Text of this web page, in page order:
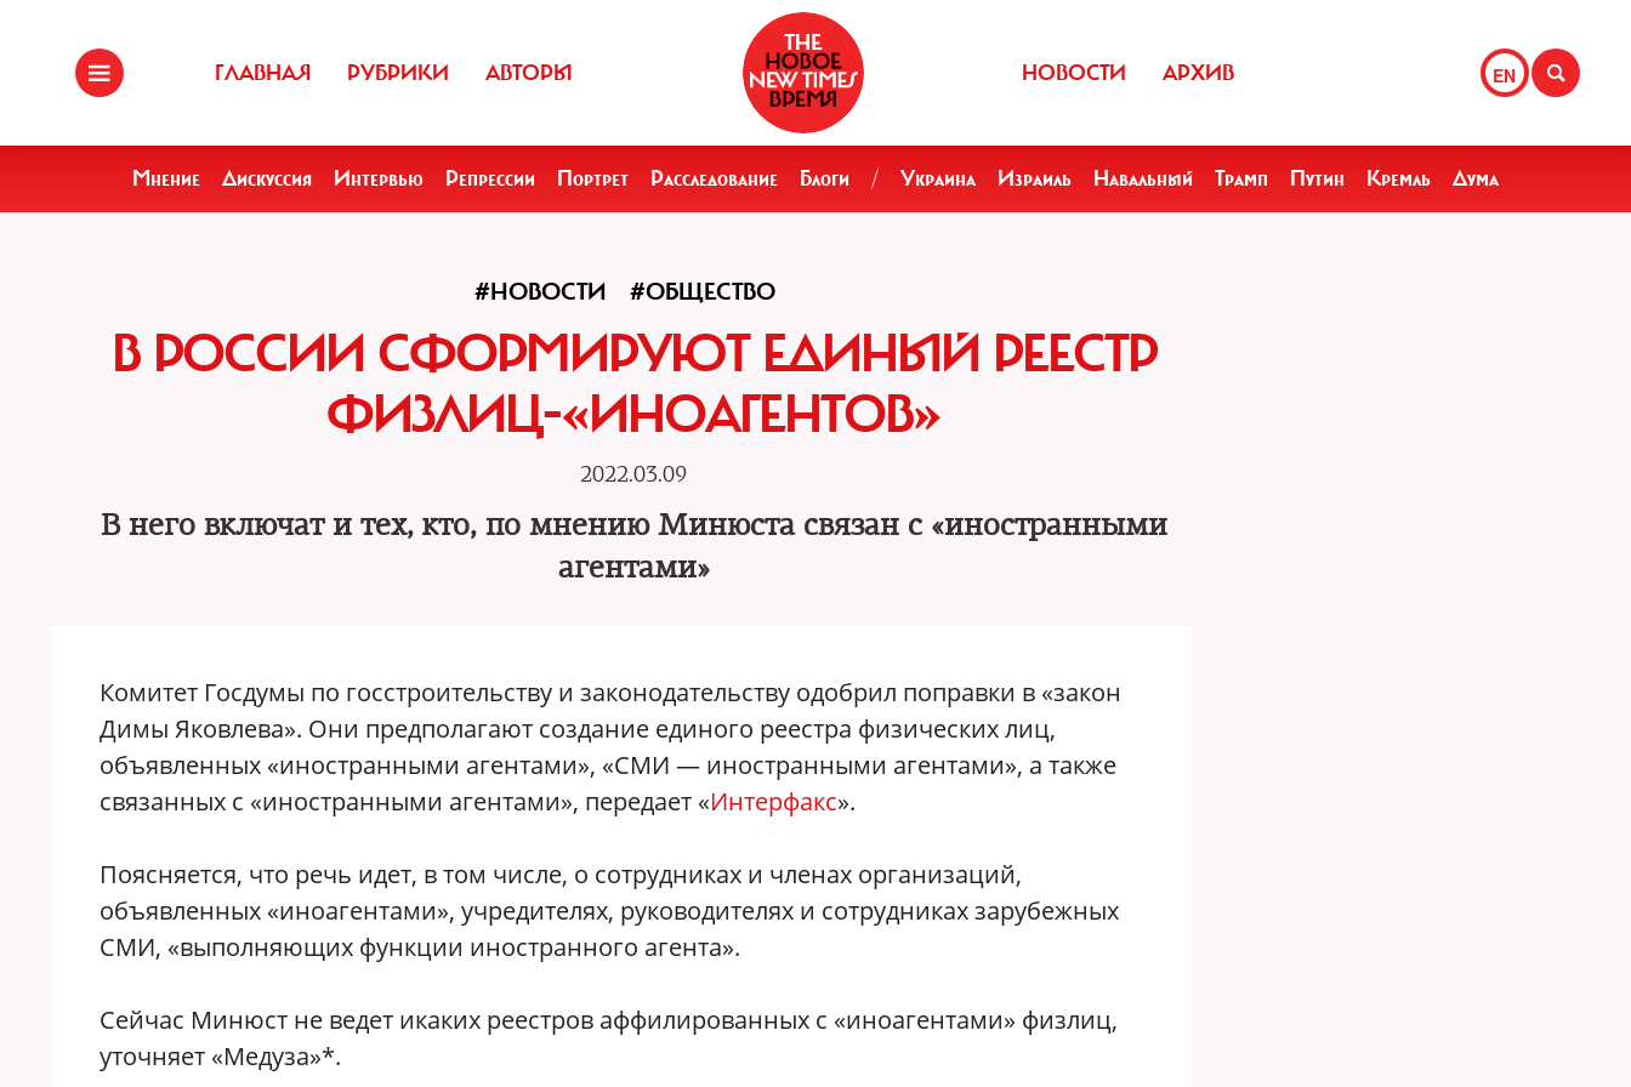
ГЛАВНАЯ РУБРИКИ АВТОРЫ EN
НОВОСТИ АРХИВ
Мнение Дискуссия Интервью Репрессии Портрет Расследование Блоги / Украина Израиль Навальный Трамп Путин Кремль Дума
#НОВОСТИ #ОБЩЕСТВО
В РОССИИ СФОРМИРУЮТ ЕДИНЫЙ РЕЕСТР
ФИЗЛИЦ-«ИНОАГЕНТОВ»
2022.03.09
В него включат и тех, кто, по мнению Минюста связан с «иностранными
агентами»
Комитет Госдумы по госстроительству и законодательству одобрил поправки в «закон
Димы Яковлева». Они предполагают создание единого реестра физических лиц,
объявленных «иностранными агентами», «СМИ — иностранными агентами», а также
связанных с «иностранными агентами», передает «Интерфакс».
Поясняется, что речь идет, в том числе, о сотрудниках и членах организаций,
объявленных «иноагентами», учредителях, руководителях и сотрудниках зарубежных
СМИ, «выполняющих функции иностранного агента».
Сейчас Минюст не ведет икаких реестров аффилированных с «иноагентами» физлиц,
уточняет «Медуза»*.